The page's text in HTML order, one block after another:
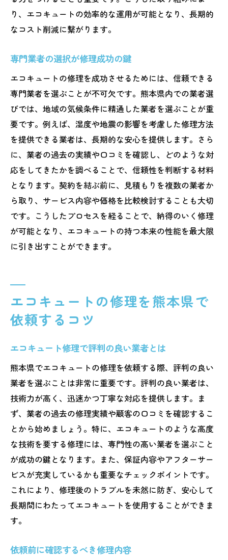
り、エコキュートの効率的な運用が可能となり、長期的
なコスト削減に繋がります。
専門業者の選択が修理成功の鍵
エコキュートの修理を成功させるためには、信頼できる
専門業者を選ぶことが不可欠です。熊本県内での業者選
びでは、地域の気候条件に精通した業者を選ぶことが重
要です。例えば、湿度や地震の影響を考慮した修理方法
を提供できる業者は、長期的な安心を提供します。さら
に、業者の過去の実績や口コミを確認し、どのような対
応をしてきたかを調べることで、信頼性を判断する材料
となります。契約を結ぶ前に、見積もりを複数の業者か
ら取り、サービス内容や価格を比較検討することも大切
です。こうしたプロセスを経ることで、納得のいく修理
が可能となり、エコキュートの持つ本来の性能を最大限
に引き出すことができます。
エコキュートの修理を熊本県で
依頼するコツ
エコキュート修理で評判の良い業者とは
熊本県でエコキュートの修理を依頼する際、評判の良い
業者を選ぶことは非常に重要です。評判の良い業者は、
技術力が高く、迅速かつ丁寧な対応を提供します。ま
ず、業者の過去の修理実績や顧客の口コミを確認するこ
とから始めましょう。特に、エコキュートのような高度
な技術を要する修理には、専門性の高い業者を選ぶこと
が成功の鍵となります。また、保証内容やアフターサー
ビスが充実しているかも重要なチェックポイントです。
これにより、修理後のトラブルを未然に防ぎ、安心して
長期間にわたってエコキュートを使用することができま
す。
依頼前に確認するべき修理内容